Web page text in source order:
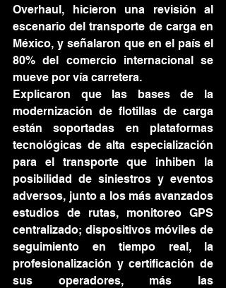
Overhaul, hicieron una revisión al
escenario del transporte de carga en
México, y señalaron que en el país el
80% del comercio internacional se
mueve por vía carretera.
Explicaron que las bases de la
modernización de flotillas de carga
están soportadas en plataformas
tecnológicas de alta especialización
para el transporte que inhiben la
posibilidad de siniestros y eventos
adversos, junto a los más avanzados
estudios de rutas, monitoreo GPS
centralizado; dispositivos móviles de
seguimiento en tiempo real, la
profesionalización y certificación de
sus operadores, más las